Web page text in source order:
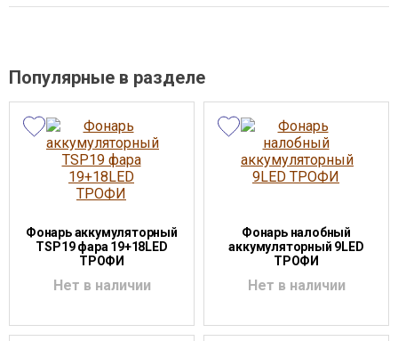
Популярные в разделе
Фонарь аккумуляторный
TSP19 фара 19+18LED
ТРОФИ
Нет в наличии
Фонарь налобный
аккумуляторный 9LED
ТРОФИ
Нет в наличии